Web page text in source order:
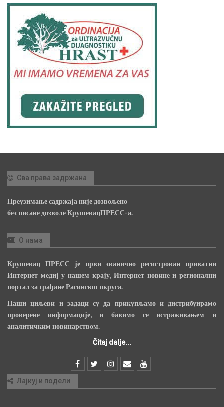
Сва права задржана
Преузимање садржаја није дозвољено
без писане дозволе КрушевацПРЕСС-а.
О нама
Крушевац ПРЕСС је први званично регистрован приватни
Интернет медиј у нашем крају, Интернет новине и регионални
портал за грађане Расинског округа.
Наши циљеви и задаци су да прикупљамо и дистрибуирамо
проверене информације, и бавимо се истраживањем и
аналитичким новинарством.
Čitaj dalje...
Лајкуј и подели